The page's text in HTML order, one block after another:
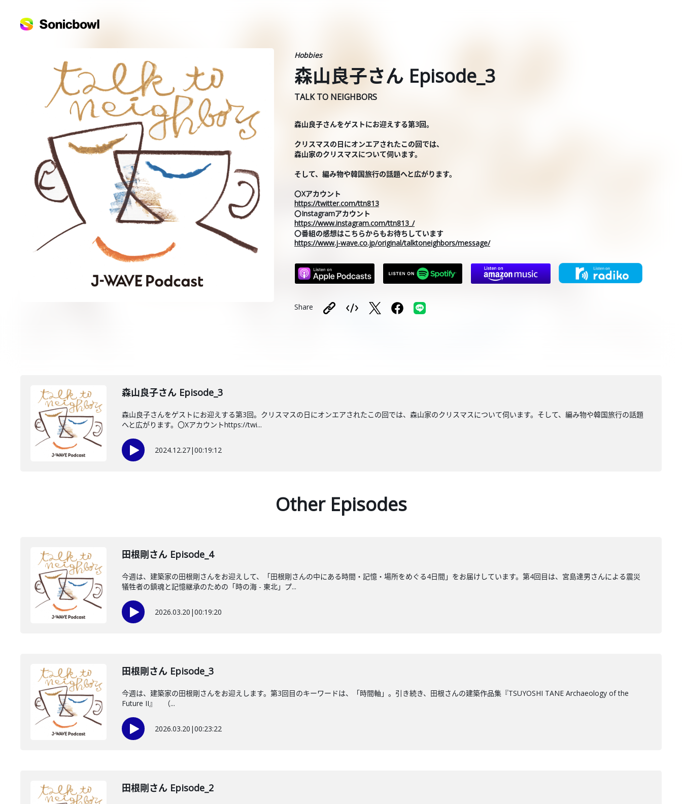
Hobbies
森山良子さん Episode_3
TALK TO NEIGHBORS
森山良子さんをゲストにお迎えする第3回。
クリスマスの日にオンエアされたこの回では、
森山家のクリスマスについて伺います。
そして、編み物や韓国旅行の話題へと広がります。
〇Xアカウント
https://twitter.com/ttn813
〇Instagramアカウント
https://www.instagram.com/ttn813_/
〇番組の感想はこちらからもお待ちしています
https://www.j-wave.co.jp/original/talktoneighbors/message/
Share
森山良子さん Episode_3
森山良子さんをゲストにお迎えする第3回。クリスマスの日にオンエアされたこの回では、森山家のクリスマスについて伺います。そして、編み物や韓国旅行の話題
へと広がります。〇Xアカウントhttps://twi...
2024.12.27|00:19:12
Other Episodes
田根剛さん Episode_4
今週は、建築家の田根剛さんをお迎えして、「田根剛さんの中にある時間・記憶・場所をめぐる4日間」をお届けしています。第4回目は、宮島達男さんによる震災
犠牲者の鎮魂と記憶継承のための「時の海 - 東北」プ...
2026.03.20 |00:19:20
田根剛さん Episode_3
今週は、建築家の田根剛さんをお迎えします。第3回目のキーワードは、「時間軸」。引き続き、田根さんの建築作品集『TSUYOSHI TANE Archaeology of the
Future II』 （...
2026.03.20 |00:23:22
田根剛さん Episode_2